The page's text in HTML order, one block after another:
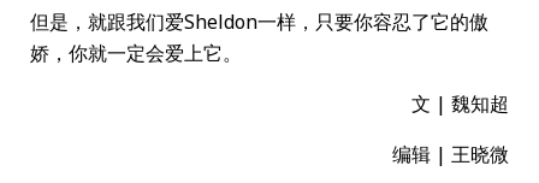
但是，就跟我们爱Sheldon一样，只要你容忍了它的傲
娇，你就一定会爱上它。
文 | 魏知超
编辑 | 王晓微